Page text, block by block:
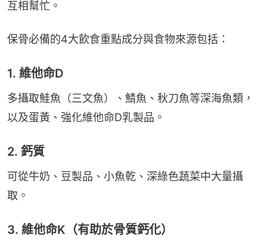
互相幫忙。
保骨必備的4大飲食重點成分與食物來源包括：
1. 維他命D
多攝取鮭魚（三文魚）、鯖魚、秋刀魚等深海魚類，
以及蛋黃、強化維他命D乳製品。
2. 鈣質
可從牛奶、豆製品、小魚乾、深綠色蔬菜中大量攝
取。
3. 維他命K（有助於骨質鈣化）